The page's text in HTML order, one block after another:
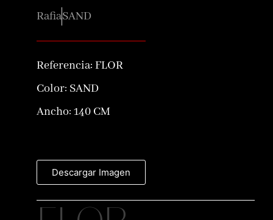
RafiaSAND
Referencia: FLOR
Color: SAND
Ancho: 140 CM
Descargar Imagen